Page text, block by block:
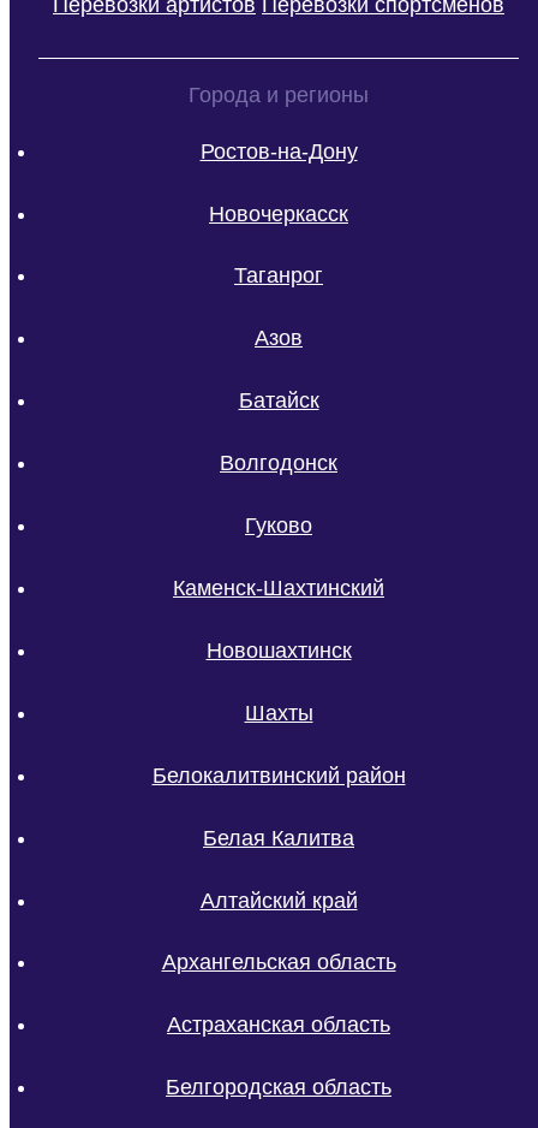
Города и регионы
Ростов-на-Дону
Новочеркасск
Таганрог
Азов
Батайск
Волгодонск
Гуково
Каменск-Шахтинский
Новошахтинск
Шахты
Белокалитвинский район
Белая Калитва
Алтайский край
Архангельская область
Астраханская область
Белгородская область